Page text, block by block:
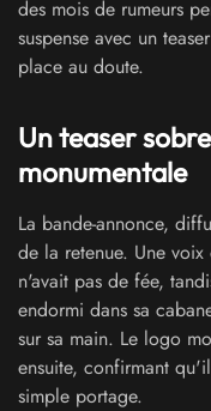
des mois de rumeurs
suspense avec un
place au doute.
Un teaser
monumentale
La bande-annonce,
de la retenue. Une
n'avait pas de fée,
endormi dans sa
sur sa main. Le logo
ensuite, confirmant
simple portage.